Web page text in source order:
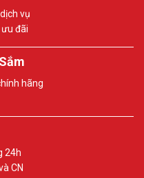
vụ
đãi
hãng
24h
CN